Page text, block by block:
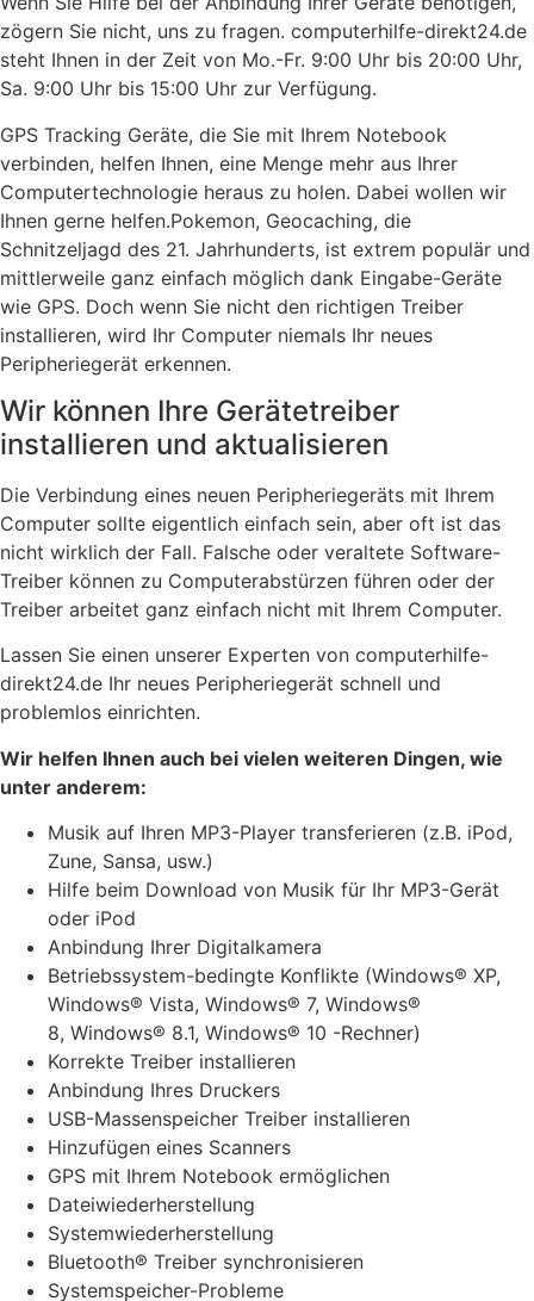
zögern Sie nicht, uns zu fragen. computerhilfe-direkt24.de
steht Ihnen in der Zeit von Mo.-Fr. 9:00 Uhr bis 20:00 Uhr,
Sa. 9:00 Uhr bis 15:00 Uhr zur Verfügung.
GPS Tracking Geräte, die Sie mit Ihrem Notebook
verbinden, helfen Ihnen, eine Menge mehr aus Ihrer
Computertechnologie heraus zu holen. Dabei wollen wir
Ihnen gerne helfen.Pokemon, Geocaching, die
Schnitzeljagd des 21. Jahrhunderts, ist extrem populär und
mittlerweile ganz einfach möglich dank Eingabe-Geräte
wie GPS. Doch wenn Sie nicht den richtigen Treiber
installieren, wird Ihr Computer niemals Ihr neues
Peripheriegerät erkennen.
Wir können Ihre Gerätetreiber
installieren und aktualisieren
Die Verbindung eines neuen Peripheriegeräts mit Ihrem
Computer sollte eigentlich einfach sein, aber oft ist das
nicht wirklich der Fall. Falsche oder veraltete Software-
Treiber können zu Computerabstürzen führen oder der
Treiber arbeitet ganz einfach nicht mit Ihrem Computer.
Lassen Sie einen unserer Experten von computerhilfe-
direkt24.de Ihr neues Peripheriegerät schnell und
problemlos einrichten.
Wir helfen Ihnen auch bei vielen weiteren Dingen, wie
unter anderem:
Musik auf Ihren MP3-Player transferieren (z.B. iPod,
Zune, Sansa, usw.)
Hilfe beim Download von Musik für Ihr MP3-Gerät
oder iPod
Anbindung Ihrer Digitalkamera
Betriebssystem-bedingte Konflikte (Windows® XP,
Windows® Vista, Windows® 7, Windows®
8, Windows® 8.1, Windows® 10 -Rechner)
Korrekte Treiber installieren
Anbindung Ihres Druckers
USB-Massenspeicher Treiber installieren
Hinzufügen eines Scanners
GPS mit Ihrem Notebook ermöglichen
Dateiwiederherstellung
Systemwiederherstellung
Bluetooth® Treiber synchronisieren
Systemspeicher-Probleme